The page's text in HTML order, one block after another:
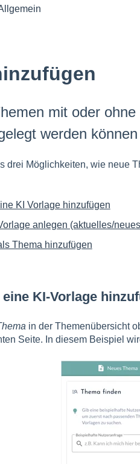
mit oder
werden können
drei Möglichkeiten, wie neue
KI Vorlage hinzufügen
anlegen (aktuelles/
Thema hinzufügen
KI-Vorlage
in der Themenübersicht
Seite. In diesem Beispiel